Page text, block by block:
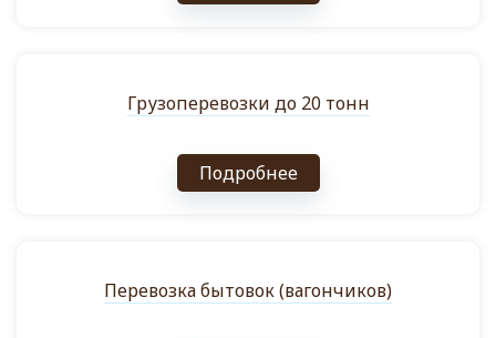
Грузоперевозки до 20 тонн
Подробнее
Перевозка бытовок (вагончиков)